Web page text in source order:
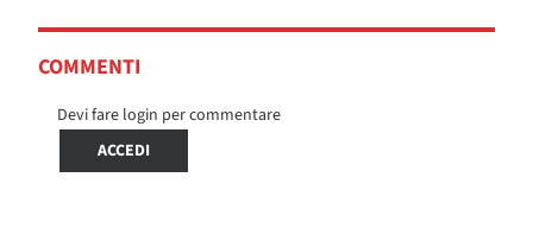
COMMENTI
Devi fare login per commentare
ACCEDI